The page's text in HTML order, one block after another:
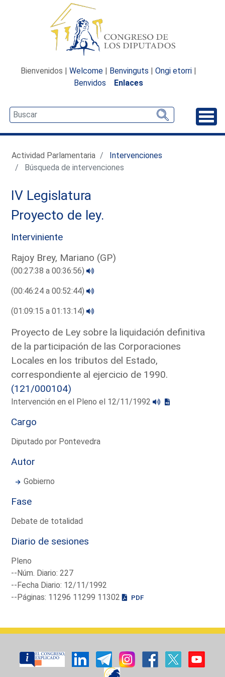
Bienvenidos | Welcome | Benvinguts | Ongi etorri |
Benvidos
Enlaces
Actividad Parlamentaria
Intervenciones
Búsqueda de intervenciones
IV Legislatura
Proyecto de ley.
Interviniente
Rajoy Brey, Mariano (GP)
(00:27:38 a 00:36:56)
(00:46:24 a 00:52:44)
(01:09:15 a 01:13:14)
Proyecto de Ley sobre la liquidación definitiva
de la participación de las Corporaciones
Locales en los tributos del Estado,
correspondiente al ejercicio de 1990.
(121/000104)
Intervención en el Pleno el 12/11/1992
Cargo
Diputado por Pontevedra
Autor
Gobierno
Fase
Debate de totalidad
Diario de sesiones
Pleno
--Núm. Diario: 227
--Fecha Diario: 12/11/1992
--Páginas: 11296 11299 11302
PDF